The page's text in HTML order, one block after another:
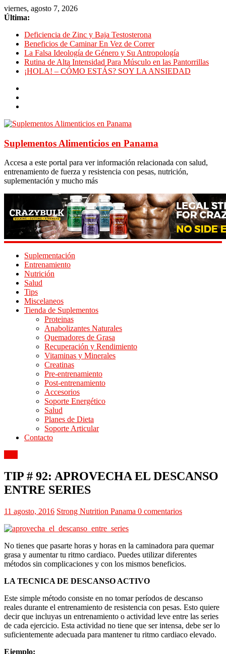
viernes, agosto 7, 2026
Última:
Deficiencia de Zinc y Baja Testosterona
Beneficios de Caminar En Vez de Correr
La Falsa Ideología de Género y Su Antropología
Rutina de Alta Intensidad Para Músculo en las Pantorrillas
¡HOLA! – CÓMO ESTÁS? SOY LA ANSIEDAD
Suplementos Alimenticios en Panama
Accesa a este portal para ver información relacionada con salud,
entrenamiento de fuerza y resistencia con pesas, nutrición,
suplementación y mucho más
Suplementación
Entrenamiento
Nutrición
Salud
Tips
Miscelaneos
Tienda de Suplementos
Proteinas
Anabolizantes Naturales
Quemadores de Grasa
Recuperación y Rendimiento
Vitaminas y Minerales
Creatinas
Pre-entrenamiento
Post-entrenamiento
Accesorios
Soporte Energético
Salud
Planes de Dieta
Soporte Articular
Contacto
TIP # 92: APROVECHA EL DESCANSO
ENTRE SERIES
11 agosto, 2016 Strong Nutrition Panama 0 comentarios
No tienes que pasarte horas y horas en la caminadora para quemar
grasa y aumentar tu ritmo cardiaco. Puedes utilizar diferentes
métodos sin complicaciones y con los mismos beneficios.
LA TECNICA DE DESCANSO ACTIVO
Este simple método consiste en no tomar períodos de descanso
reales durante el entrenamiento de resistencia con pesas. Esto quiere
decir que incluyas un entrenamiento o actividad leve entre las series
de cada ejercicio. Esta actividad no tiene que ser intensa, debe ser lo
suficientemente adecuada para mantener tu ritmo cardiaco elevado.
Ejemplo: